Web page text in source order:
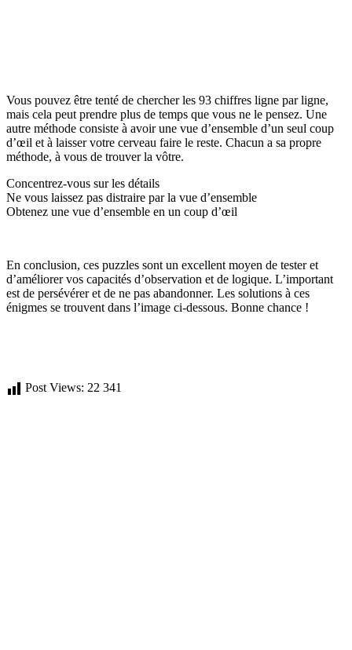
Vous pouvez être tenté de chercher les 93 chiffres ligne par ligne,
mais cela peut prendre plus de temps que vous ne le pensez. Une
autre méthode consiste à avoir une vue d’ensemble d’un seul coup
d’œil et à laisser votre cerveau faire le reste. Chacun a sa propre
méthode, à vous de trouver la vôtre.
Concentrez-vous sur les détails
Ne vous laissez pas distraire par la vue d’ensemble
Obtenez une vue d’ensemble en un coup d’œil
En conclusion, ces puzzles sont un excellent moyen de tester et
d’améliorer vos capacités d’observation et de logique. L’important
est de persévérer et de ne pas abandonner. Les solutions à ces
énigmes se trouvent dans l’image ci-dessous. Bonne chance !
Post Views: 22 341